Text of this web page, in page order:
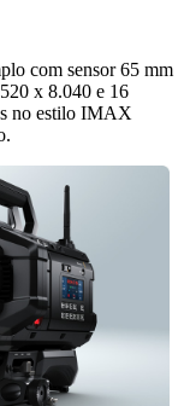
com sensor 65 mm
x 8.040 e 16
no estilo IMAX